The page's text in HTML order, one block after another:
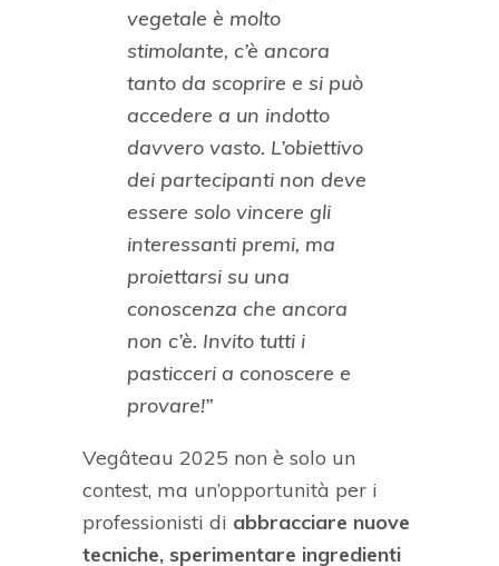
vegetale è molto
stimolante, c’è ancora
tanto da scoprire e si può
accedere a un indotto
davvero vasto. L’obiettivo
dei partecipanti non deve
essere solo vincere gli
interessanti premi, ma
proiettarsi su una
conoscenza che ancora
non c’è. Invito tutti i
pasticceri a conoscere e
provare!”
Vegâteau 2025 non è solo un
contest, ma un’opportunità per i
professionisti di abbracciare nuove
tecniche, sperimentare ingredienti